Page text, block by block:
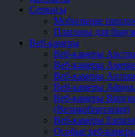
Сервисы
Мобильные
Плагины для
Веб-камеры
Веб-камеры
Веб-камеры
Веб-камеры
Веб-камеры
Веб-камеры
(Великобритания)
Веб-камеры
Особые веб-